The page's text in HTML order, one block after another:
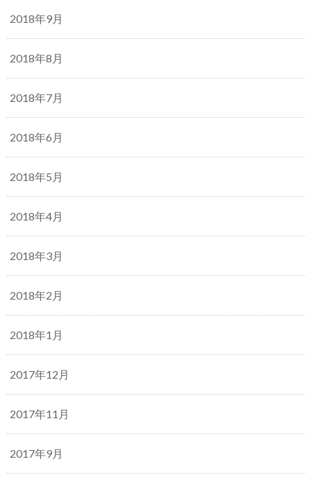
2018年9月
2018年8月
2018年7月
2018年6月
2018年5月
2018年4月
2018年3月
2018年2月
2018年1月
2017年12月
2017年11月
2017年9月